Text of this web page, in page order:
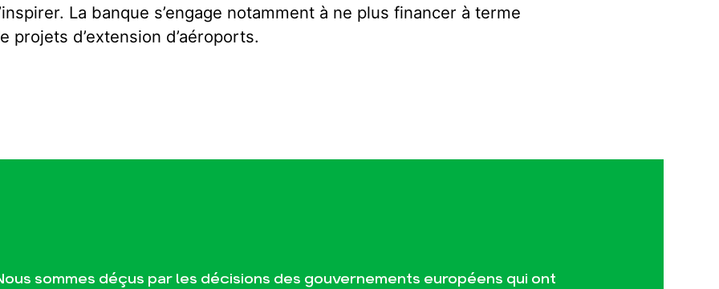
La banque s’engage notamment à ne plus financer à terme
projets d’extension d’aéroports.
sommes déçus par les décisions des gouvernements européens qui ont